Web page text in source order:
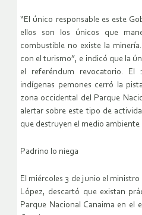
“El único responsable es este
ellos son los únicos que
combustible no existe la
con el turismo”, e indicó que la
el referéndum revocatorio.
indígenas pemones cerró la
zona occidental del Parque
alertar sobre este tipo de
que destruyen el medio ambiente
Padrino lo niega
El miércoles 3 de junio el
López, descartó que existan
Parque Nacional Canaima en el